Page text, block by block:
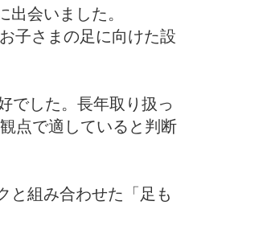
会いました。
子さまの足に向けた設
でした。長年取り扱っ
点で適していると判断
と組み合わせた「足も